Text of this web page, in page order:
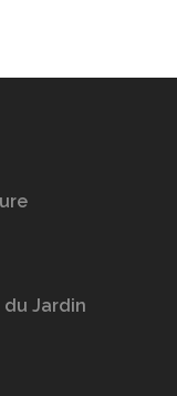
Jardin